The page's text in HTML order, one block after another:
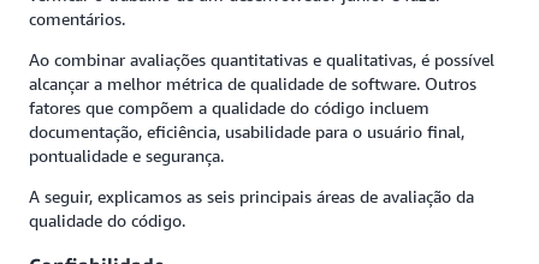
comentários.
Ao combinar avaliações quantitativas e qualitativas, é possível
alcançar a melhor métrica de qualidade de software. Outros
fatores que compõem a qualidade do código incluem
documentação, eficiência, usabilidade para o usuário final,
pontualidade e segurança.
A seguir, explicamos as seis principais áreas de avaliação da
qualidade do código.